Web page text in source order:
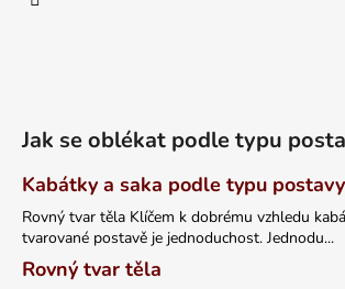
Jak se oblékat podle typu
Kabátky a saka podle typu postavy
Rovný tvar těla Klíčem k dobrému vzhledu
tvarované postavě je jednoduchost. Jednodu...
Rovný tvar těla